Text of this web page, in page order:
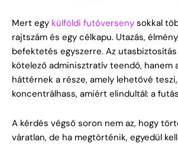
Mert egy külföldi futóverseny sokkal
rajtszám és egy célkapu. Utazás,
befektetés egyszerre. Az
kötelező adminisztratív teendő, hanem
háttérnek a része, amely lehetővé
koncentrálhass, amiért elindultál: a
A kérdés végső soron nem az, hogy
váratlan, de ha megtörténik, egyedül